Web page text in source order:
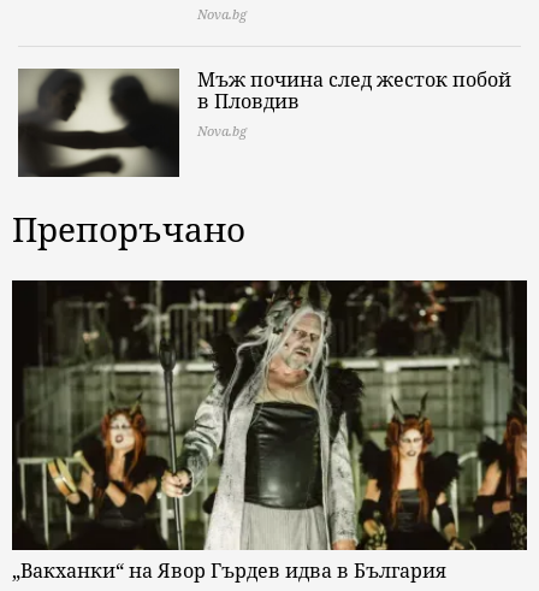
Nova.bg
Мъж почина след жесток побой
в Пловдив
Nova.bg
Препоръчано
„Вакханки“ на Явор Гърдев идва в България